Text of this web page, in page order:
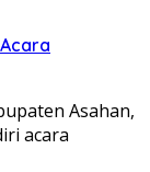
Asahan,
acara